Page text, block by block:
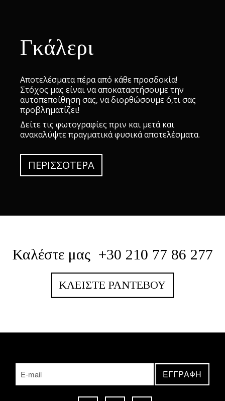
Γκάλερι
Αποτελέσματα πέρα από κάθε προσδοκία!
Στόχος μας είναι να αποκαταστήσουμε την
αυτοπεποίθηση σας, να διορθώσουμε ό,τι σας
προβληματίζει!
Δείτε τις φωτογραφίες πριν και μετά και
ανακαλύψτε πραγματικά φυσικά αποτελέσματα.
ΠΕΡΙΣΣΌΤΕΡΑ
Καλέστε μας +30 210 77 86 277
ΚΛΕΊΣΤΕ ΡΑΝΤΕΒΟΎ